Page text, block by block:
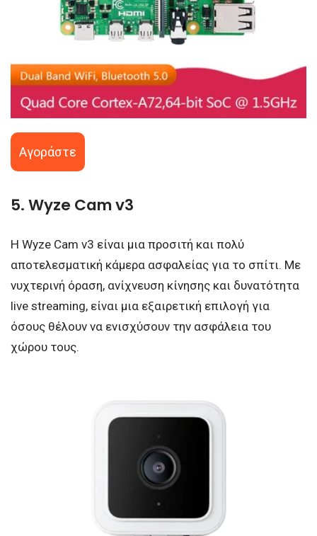
Αγοράστε
5. Wyze Cam v3
Η Wyze Cam v3 είναι μια προσιτή και πολύ
αποτελεσματική κάμερα ασφαλείας για το σπίτι. Με
νυχτερινή όραση, ανίχνευση κίνησης και δυνατότητα
live streaming, είναι μια εξαιρετική επιλογή για
όσους θέλουν να ενισχύσουν την ασφάλεια του
χώρου τους.